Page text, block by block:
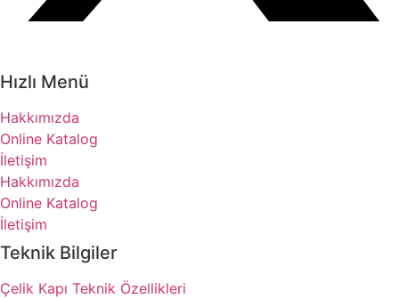
Hızlı Menü
Hakkımızda
Online Katalog
İletişim
Hakkımızda
Online Katalog
İletişim
Teknik Bilgiler
Çelik Kapı Teknik Özellikleri